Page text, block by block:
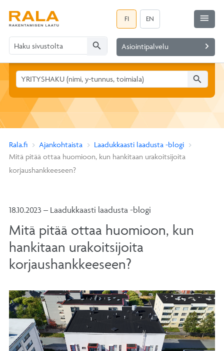
FI EN
search Asiointipalvelu navigate_next
menu
search
Rala.fi Ajankohtaista
Laadukkaasti laadusta -blogi
Mitä pitää ottaa huomioon, kun hankitaan urakoitsijoita
korjaushankkeeseen?
18.10.2023 – Laadukkaasti laadusta -blogi
Mitä pitää ottaa huomioon, kun
hankitaan urakoitsijoita
korjaushankkeeseen?